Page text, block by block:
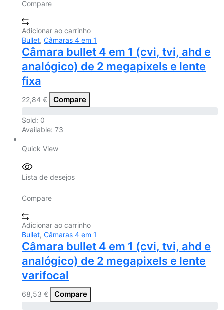
Compare
Adicionar ao carrinho
Bullet, Câmaras 4 em 1
Câmara bullet 4 em 1 (cvi, tvi, ahd e
analógico) de 2 megapixels e lente
fixa
22,84 € Compare
Sold: 0
Available: 73
Quick View
Lista de desejos
Compare
Adicionar ao carrinho
Bullet, Câmaras 4 em 1
Câmara bullet 4 em 1 (cvi, tvi, ahd e
analógico) de 2 megapixels e lente
varifocal
68,53 € Compare